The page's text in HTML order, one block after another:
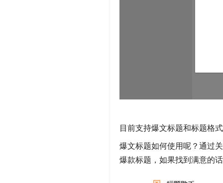
目前支持爆文标题和标题格
爆文标题如何使用呢？通过
爆款标题，如果找到满意的